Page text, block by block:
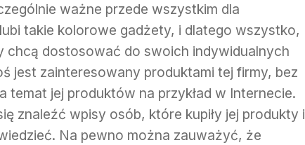
ważne przede wszystkim dla
takie kolorowe gadżety, i dlatego wszystko,
chcą dostosować do swoich indywidualnych
jest zainteresowany produktami tej firmy, bez
temat jej produktów na przykład w Internecie.
znaleźć wpisy osób, które kupiły jej produkty i
Na pewno można zauważyć, że